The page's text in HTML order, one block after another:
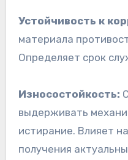
Устойчивость к
материала
Определяет срок
Износостойкость:
выдерживать
истирание. Влияет
получения